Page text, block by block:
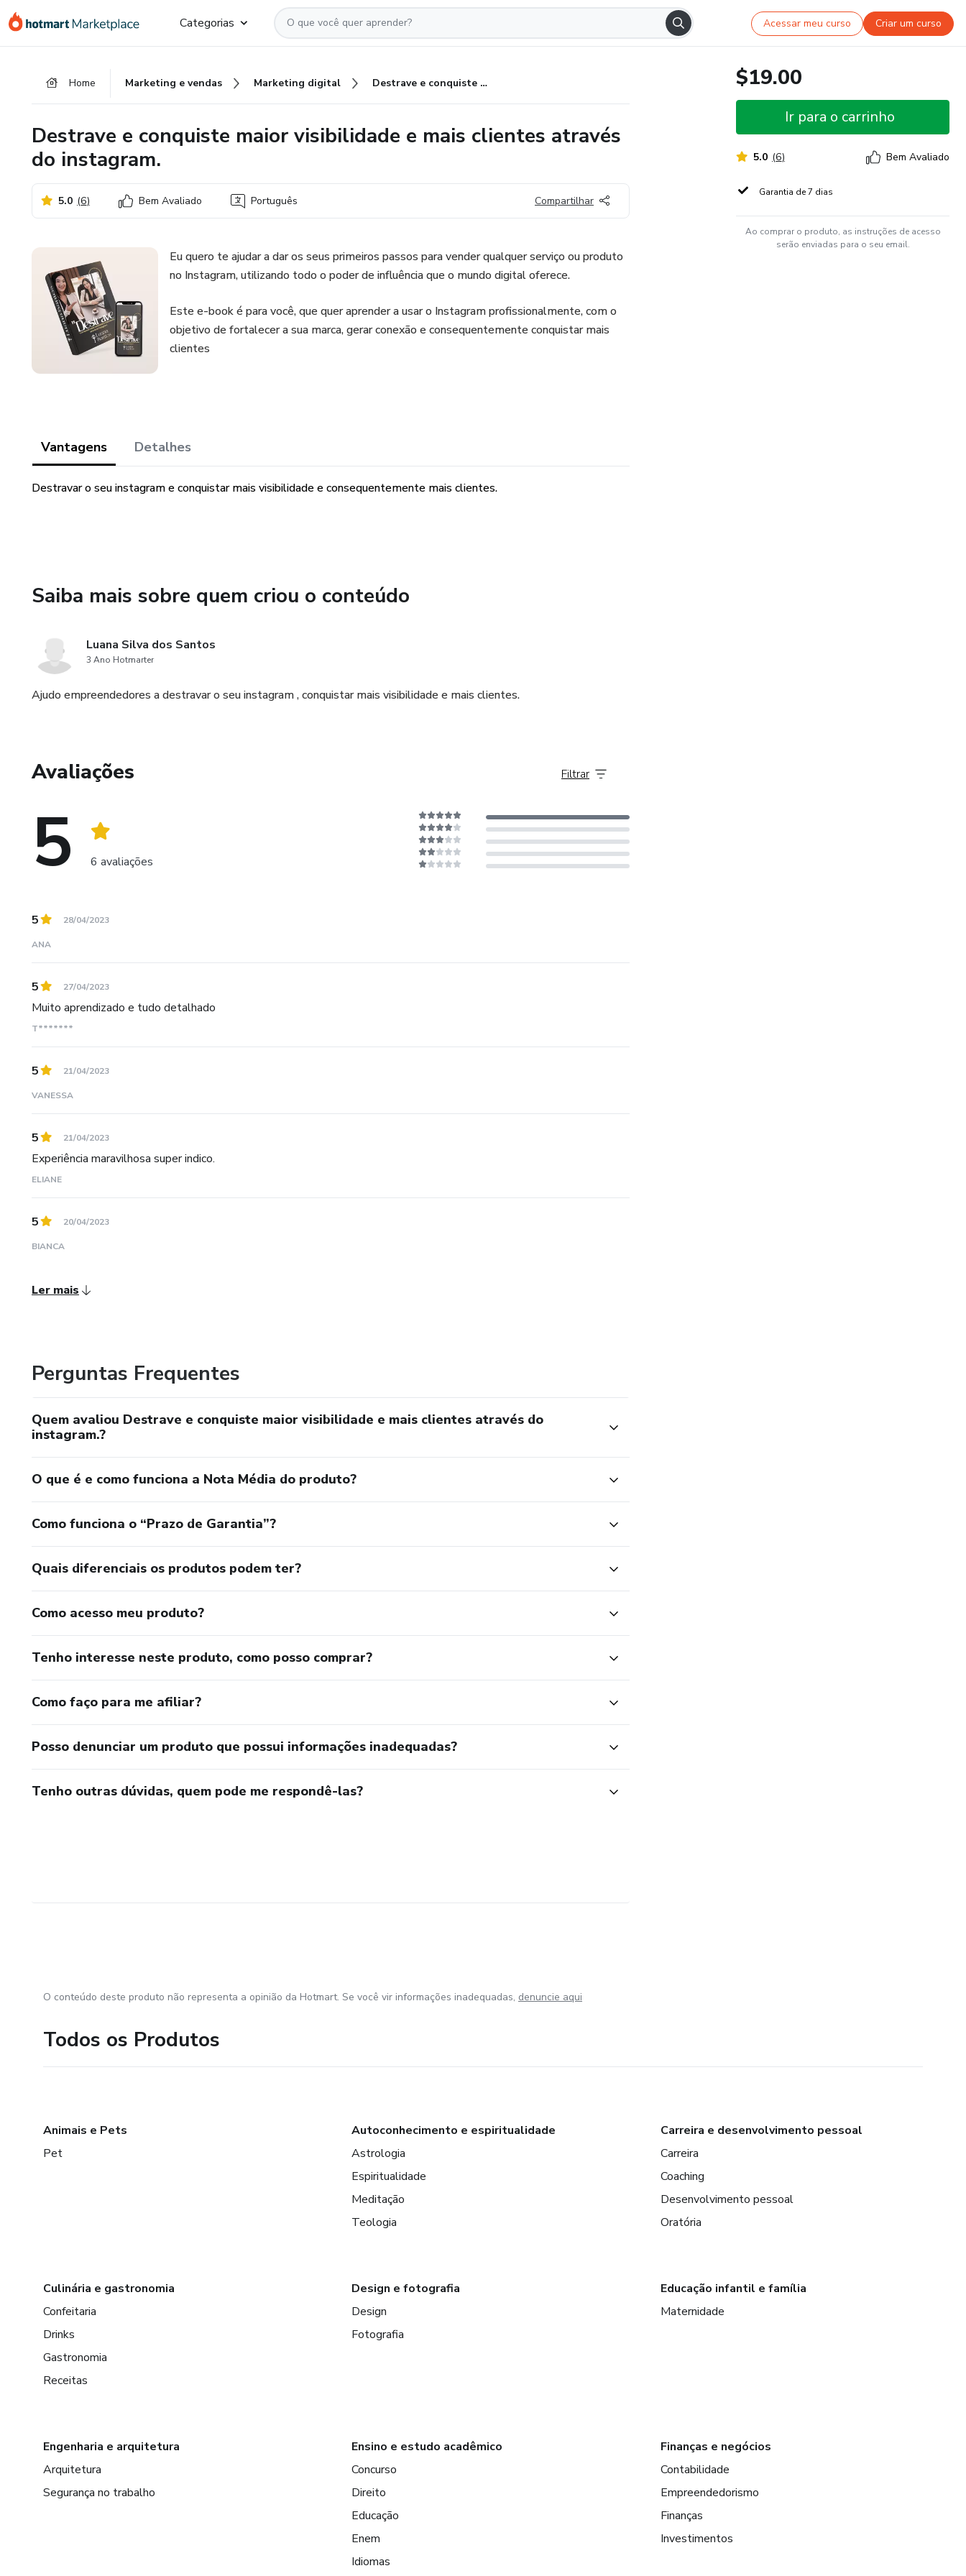
para
para
para
Categorias Acessar meu curso Criar um curso
Home Marketing e vendas Marketing digital Destrave e conquiste maior visibilidade e mais clientes através do instagram.
Destrave e conquiste maior visibilidade e mais clientes através
do instagram.
5.0 (6) Bem Avaliado Português Compartilhar
Eu quero te ajudar a dar os seus primeiros passos para vender qualquer serviço ou produto
no Instagram, utilizando todo o poder de influência que o mundo digital oferece.
Este e-book é para você, que quer aprender a usar o Instagram profissionalmente, com o
objetivo de fortalecer a sua marca, gerar conexão e consequentemente conquistar mais
clientes
Vantagens Detalhes
Destravar o seu instagram e conquistar mais visibilidade e consequentemente mais clientes.
Saiba mais sobre quem criou o conteúdo
Luana Silva dos Santos
3 Ano Hotmarter
Ajudo empreendedores a destravar o seu instagram , conquistar mais visibilidade e mais clientes.
Avaliações
5 6 avaliações
Filtrar
5 28/04/2023
ANA
5 27/04/2023
Muito aprendizado e tudo detalhado
T*******
5 21/04/2023
VANESSA
5 21/04/2023
Experiência maravilhosa super indico.
ELIANE
5 20/04/2023
BIANCA
Ler mais
Perguntas Frequentes
Quem avaliou Destrave e conquiste maior visibilidade e mais clientes através do
instagram.?
O que é e como funciona a Nota Média do produto?
Como funciona o “Prazo de Garantia”?
Quais diferenciais os produtos podem ter?
Como acesso meu produto?
Tenho interesse neste produto, como posso comprar?
Como faço para me afiliar?
Posso denunciar um produto que possui informações inadequadas?
Tenho outras dúvidas, quem pode me respondê-las?
$19.00
Ir para o carrinho
5.0 (6) Bem Avaliado
Garantia de 7 dias
Ao comprar o produto, as instruções de acesso
serão enviadas para o seu email.
O conteúdo deste produto não representa a opinião da Hotmart. Se você vir informações inadequadas, denuncie aqui
Todos os Produtos
Animais e Pets
Pet
Autoconhecimento e espiritualidade
Astrologia
Espiritualidade
Meditação
Teologia
Carreira e desenvolvimento pessoal
Carreira
Coaching
Desenvolvimento pessoal
Oratória
Culinária e gastronomia
Confeitaria
Drinks
Gastronomia
Receitas
Design e fotografia
Design
Fotografia
Educação infantil e família
Maternidade
Engenharia e arquitetura
Arquitetura
Segurança no trabalho
Ensino e estudo acadêmico
Concurso
Direito
Educação
Enem
Idiomas
Finanças e negócios
Contabilidade
Empreendedorismo
Finanças
Investimentos